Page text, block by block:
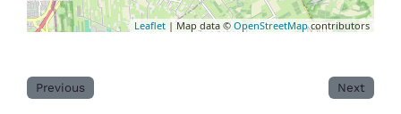
Leaflet | Map data ©OpenStreetMapcontributors
Previous Next